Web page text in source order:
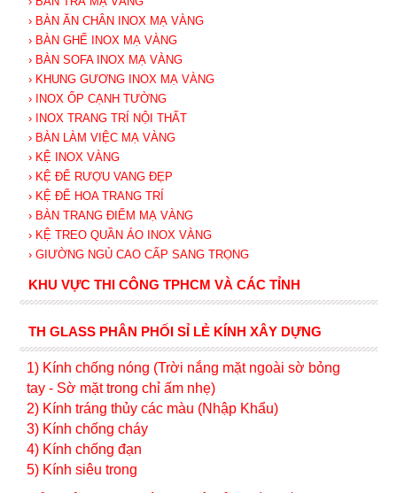
› BÀN ĂN CHÂN INOX MẠ VÀNG
› BÀN GHẾ INOX MẠ VÀNG
› BÀN SOFA INOX MẠ VÀNG
› KHUNG GƯƠNG INOX MẠ VÀNG
› INOX ỐP CẠNH TƯỜNG
› INOX TRANG TRÍ NỘI THẤT
› BÀN LÀM VIỆC MẠ VÀNG
› KỆ INOX VÀNG
› KỆ ĐỂ RƯỢU VANG ĐẸP
› KỆ ĐỂ HOA TRANG TRÍ
› BÀN TRANG ĐIỂM MẠ VÀNG
› KỆ TREO QUẦN ÁO INOX VÀNG
› GIƯỜNG NGỦ CAO CẤP SANG TRỌNG
KHU VỰC THI CÔNG TPHCM VÀ CÁC TỈNH
TH GLASS PHÂN PHỐI SỈ LẺ KÍNH XÂY DỰNG
1) Kính chống nóng (Trời nắng mặt ngoài sờ bỏng
tay - Sờ mặt trong chỉ ấm nhẹ)
2) Kính tráng thủy các màu (Nhập Khẩu)
3) Kính chống cháy
4) Kính chống đạn
5) Kính siêu trong